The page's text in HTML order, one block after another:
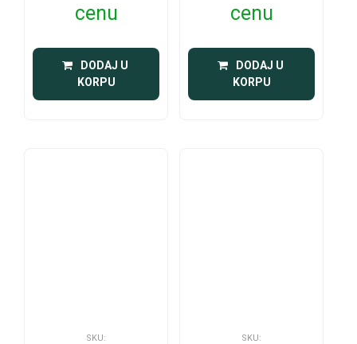
cenu
DODAJ U
KORPU
cenu
DODAJ U
KORPU
SKU: SKU: